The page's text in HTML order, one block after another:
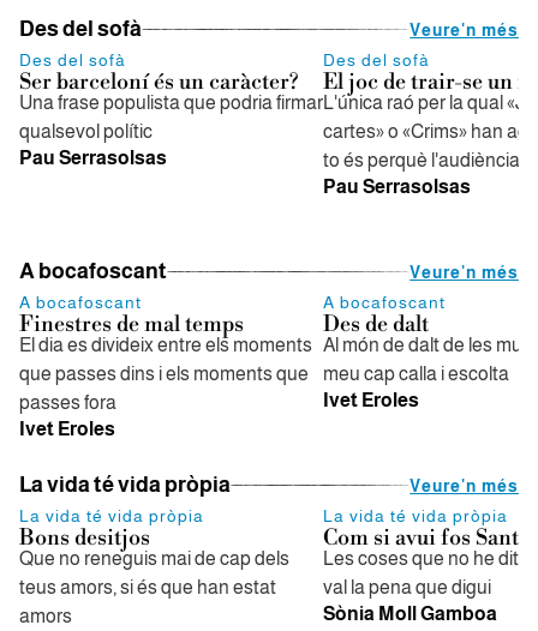
Des del sofà
Veure'n més
Des del sofà
Ser barceloní és un caràcter?
Una frase populista que podria firmar
qualsevol polític
Pau Serrasolsas
Des del sofà
El joc de trair-se un
L'única raó per la qual
cartes» o «Crims» han
to és perquè l'audiència
Pau Serrasolsas
A bocafoscant
Veure'n més
A bocafoscant
Finestres de mal temps
El dia es divideix entre els moments
que passes dins i els moments que
passes fora
Ivet Eroles
A bocafoscant
Des de dalt
Al món de dalt de les
meu cap calla i escolta
Ivet Eroles
La vida té vida pròpia
Veure'n més
La vida té vida pròpia
Bons desitjos
Que no reneguis mai de cap dels
teus amors, si és que han estat
amors
La vida té vida pròpia
Com si avui fos Sant
Les coses que no he dit i
val la pena que digui
Sònia Moll Gamboa